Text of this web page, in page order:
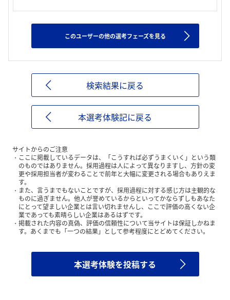
このユーザーの他の選考フェーズを見る
検索結果に戻る
本選考体験記に戻る
サイトからのご注意
ここに掲載しているデータは、「こうすれば必ずうまくいく」という類
のものではありません。採用過程は人によって異なりますし、方針の変
更や採用担当者が変わることで前年と大幅に変更される場合もありえま
す。
また、言うまでもないことですが、採用過程に対する感じ方は主観的な
ものに過ぎません。他人が誉めているからといってかならずしもあなた
にとって望ましい企業とは言い切れませんし、ここで評価の高くない企
業であっても素晴らしい企業はあるはずです。
掲載された内容の真偽、評価の信頼性について当サイトは保証しかねま
す。あくまでも「一つの結果」として参考程度にとどめてください。
本選考体験を投稿する